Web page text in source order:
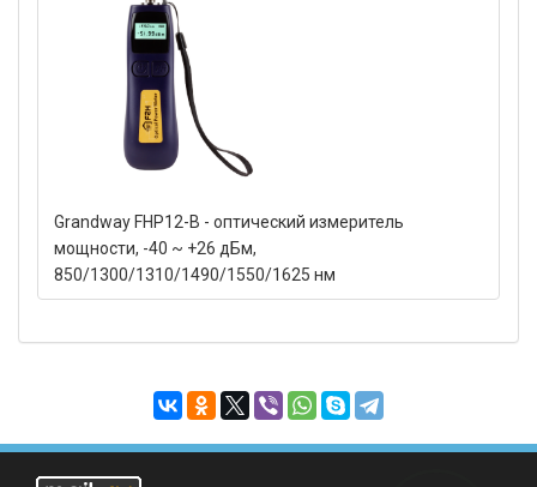
Grandway FHP12-B - оптический измеритель
мощности, -40 ~ +26 дБм,
850/1300/1310/1490/1550/1625 нм